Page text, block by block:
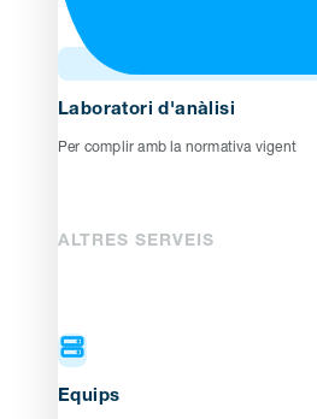
Laboratori d'anàlisi
Per complir amb la normativa vigent
ALTRES SERVEIS
Equips